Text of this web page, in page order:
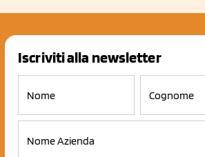
Iscriviti alla newsletter